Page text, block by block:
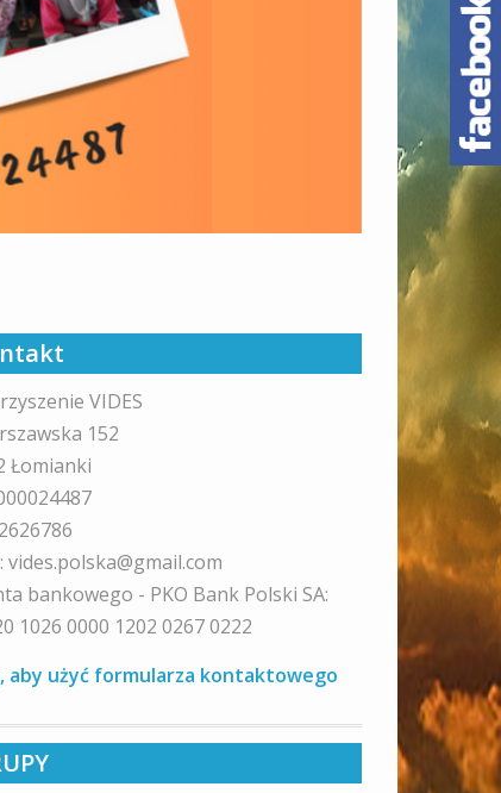
VIDES
152
Łomianki
vides.polska@gmail.com
bankowego - PKO Bank Polski SA:
1026 0000 1202 0267 0222
aby użyć formularza kontaktowego